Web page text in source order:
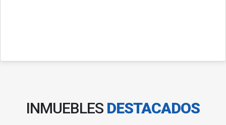
INMUEBLES DESTACADOS